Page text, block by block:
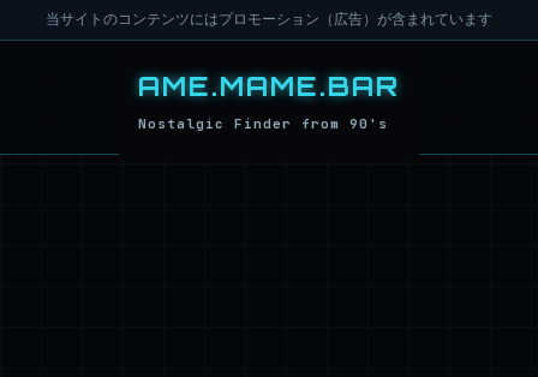
当サイトのコンテンツにはプロモーション（広告）が含まれています